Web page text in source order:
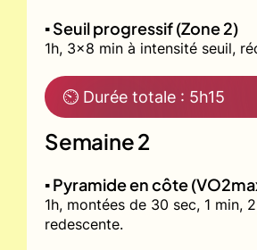
▪️ Seuil progressif (Zone 2)
1h, 3x8 min à intensité seuil,
⏲ Durée totale : 5h15
Semaine 2
▪️ Pyramide en côte
1h, montées de 30 sec, 1 min,
redescente.